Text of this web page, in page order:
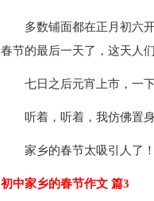
多数铺面都在正月初六
春节的最后一天了，这天人
七日之后元宵上市，一
听着，听着，我仿佛置
家乡的春节太吸引人了
初中家乡的春节作文 篇3